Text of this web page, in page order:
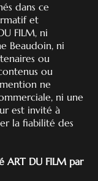
dans ce
et
FILM, ni
Beaudoin, ni
ou
ou
ne
ni une
est invité à
la fiabilité des
ART DU FILM par